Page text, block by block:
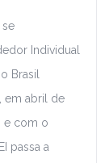
Individual
Brasil
em abril de
e com o
passa a